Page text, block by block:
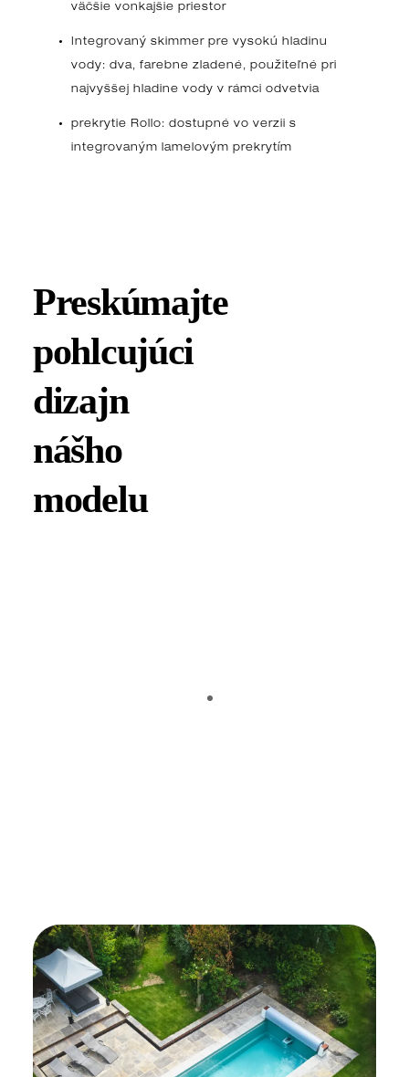
väčšie vonkajšie priestor
Integrovaný skimmer pre vysokú hladinu
vody: dva, farebne zladené, použiteľné pri
najvyššej hladine vody v rámci odvetvia
prekrytie Rollo: dostupné vo verzii s
integrovaným lamelovým prekrytím
Preskúmajte
pohlcujúci
dizajn
nášho
modelu